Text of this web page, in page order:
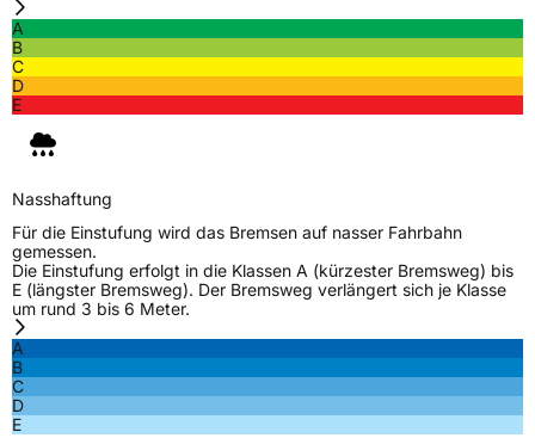
A
B
C
D
E
Nasshaftung
Für die Einstufung wird das Bremsen auf nasser Fahrbahn
gemessen.
Die Einstufung erfolgt in die Klassen A (kürzester Bremsweg) bis
E (längster Bremsweg). Der Bremsweg verlängert sich je Klasse
um rund 3 bis 6 Meter.
A
B
C
D
E